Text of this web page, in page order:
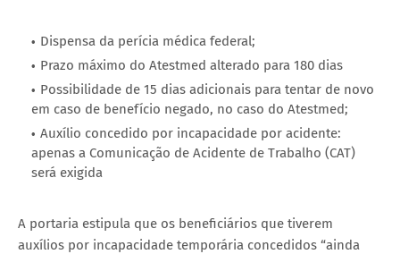
Dispensa da perícia médica federal;
Prazo máximo do Atestmed alterado para 180 dias
Possibilidade de 15 dias adicionais para tentar de novo
em caso de benefício negado, no caso do Atestmed;
Auxílio concedido por incapacidade por acidente:
apenas a Comunicação de Acidente de Trabalho (CAT)
será exigida
A portaria estipula que os beneficiários que tiverem
auxílios por incapacidade temporária concedidos “ainda